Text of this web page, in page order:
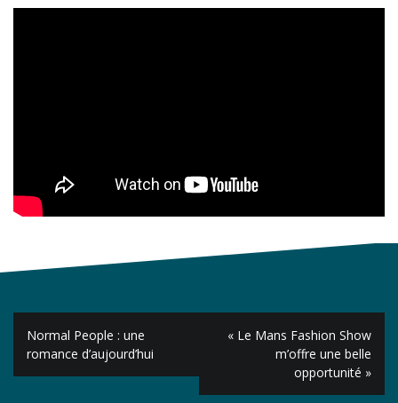
Navigation
de
l’article
Normal People : une
romance d’aujourd’hui
« Le Mans Fashion Show
m’offre une belle
opportunité »